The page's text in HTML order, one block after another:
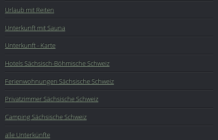
Urlaub mit Reiten
Unterkunft mit Sauna
Unterkunft - Karte
Hotels Sächsisch-Böhmische Schweiz
Ferienwohnungen Sächsische Schweiz
Privatzimmer Sächsische Schweiz
Camping Sächsische Schweiz
alle Unterkünfte